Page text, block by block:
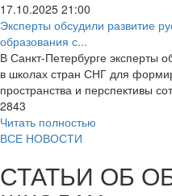
17.10.2025 21:00
Эксперты обсудили развитие
образования с...
В Санкт-Петербурге эксперты
в школах стран СНГ для
пространства и перспективы
2843
Читать полностью
ВСЕ НОВОСТИ
СТАТЬИ ОБ